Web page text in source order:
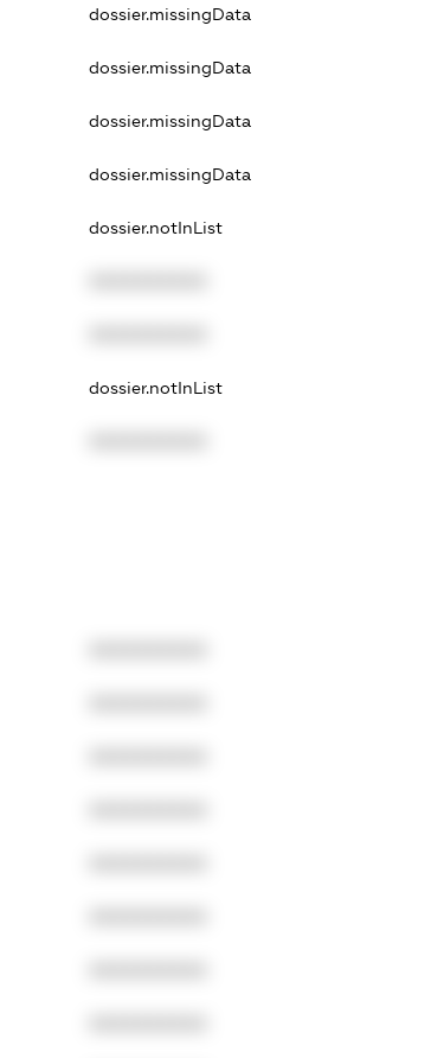
dossier.missingData
dossier.missingData
dossier.missingData
dossier.missingData
dossier.notInList
dossier.notInList